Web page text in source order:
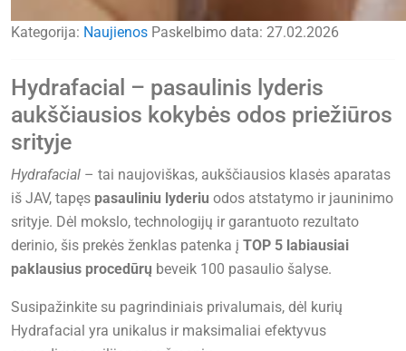
Kategorija: Naujienos Paskelbimo data: 27.02.2026
Hydrafacial – pasaulinis lyderis
aukščiausios kokybės odos priežiūros
srityje
Hydrafacial – tai naujoviškas, aukščiausios klasės aparatas
iš JAV, tapęs pasauliniu lyderiu odos atstatymo ir jauninimo
srityje. Dėl mokslo, technologijų ir garantuoto rezultato
derinio, šis prekės ženklas patenka į TOP 5 labiausiai
paklausius procedūrų beveik 100 pasaulio šalyse.
Susipažinkite su pagrindiniais privalumais, dėl kurių
Hydrafacial yra unikalus ir maksimaliai efektyvus